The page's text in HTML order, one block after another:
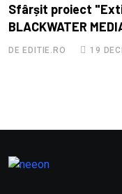
Sfârșit proiect
BLACKWATER
DE EDITIE.RO 19